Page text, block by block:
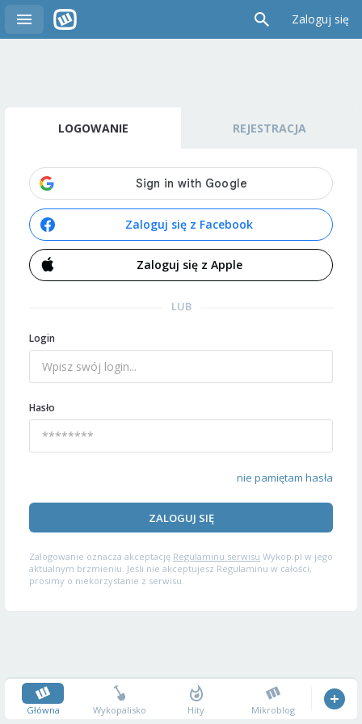
Zaloguj się
LOGOWANIE REJESTRACJA
Zaloguj się z Facebook
Zaloguj się z Apple
LUB
Login
Hasło
nie pamiętam hasła
ZALOGUJ SIĘ
Zalogowanie oznacza akceptację Regulaminu serwisu Wykop.pl w jego
aktualnym brzmieniu. Jeśli nie akceptujesz Regulaminu w całości,
prosimy o niekorzystanie z serwisu.
Główna Wykopalisko Hity Mikroblog